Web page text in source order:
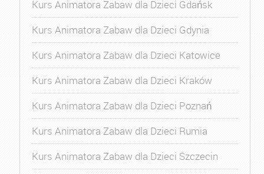
Kurs Animatora Zabaw dla Dzieci Gdańsk
Kurs Animatora Zabaw dla Dzieci Gdynia
Kurs Animatora Zabaw dla Dzieci Katowice
Kurs Animatora Zabaw dla Dzieci Kraków
Kurs Animatora Zabaw dla Dzieci Poznań
Kurs Animatora Zabaw dla Dzieci Rumia
Kurs Animatora Zabaw dla Dzieci Szczecin